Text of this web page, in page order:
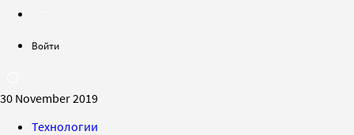
Войти
30 November 2019
Технологии